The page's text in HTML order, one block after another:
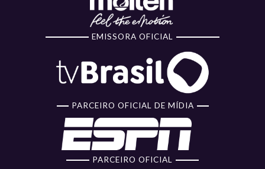
EMISSORA OFICIAL
PARCEIRO OFICIAL DE MÍDIA
PARCEIRO OFICIAL